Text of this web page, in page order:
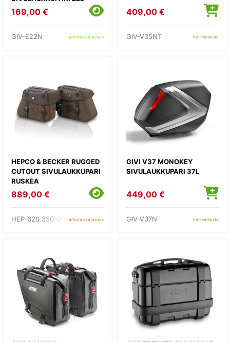
169,00 €
GIV-E22N tarkista saatavuus
409,00 €
GIV-V35NT heti verkosta
HEPCO & BECKER RUGGED
CUTOUT SIVULAUKKUPARI
RUSKEA
889,00 €
HEP-620.350-00-08tarkista saatavuus
GIVI V37 MONOKEY
SIVULAUKKUPARI 37L
449,00 €
GIV-V37N heti verkosta